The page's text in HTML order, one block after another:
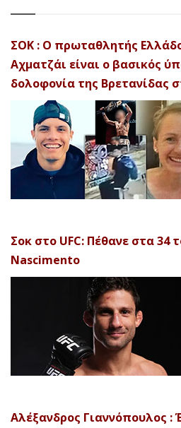
ΣΟΚ : Ο πρωταθλητής
Αχματζάι είναι ο βασικός
δολοφονία της Βρετανίδας
Σοκ στο UFC: Πέθανε στα 34
Nascimento
Αλέξανδρος Γιαννόπουλος :